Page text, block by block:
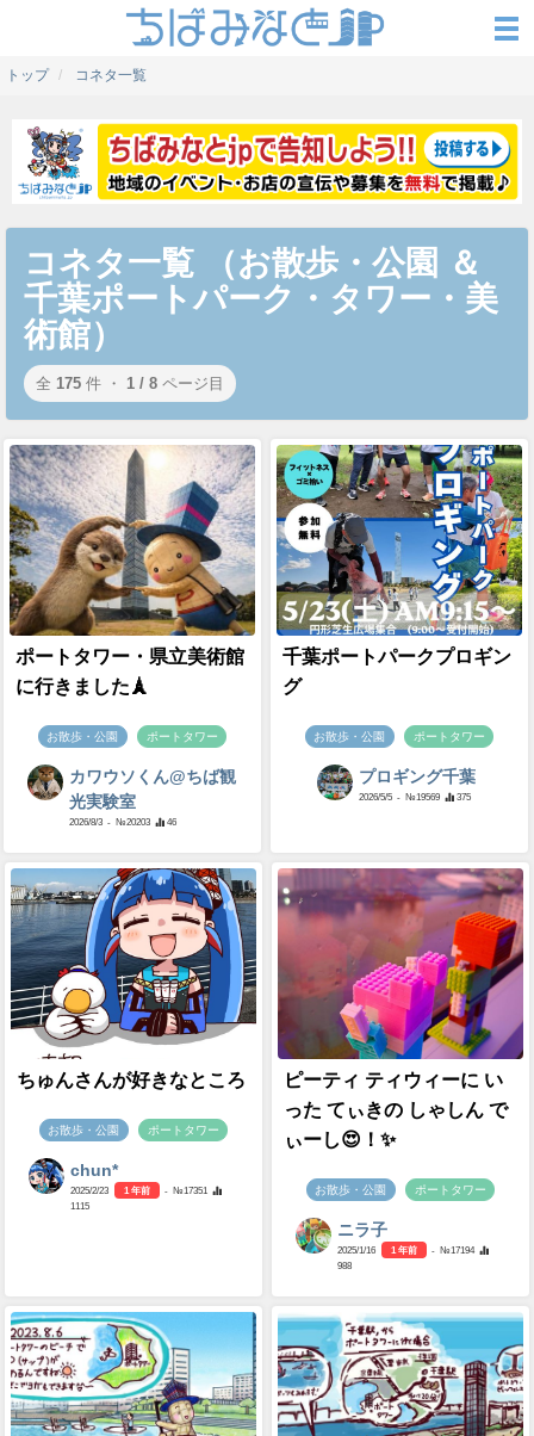
トップ コネタ一覧
コネタ一覧 （お散歩・公園 ＆
千葉ポートパーク・タワー・美
術館）
全 175 件 ・ 1 / 8 ページ目
ポートタワー・県立美術館
に行きました🗼
お散歩・公園 ポートタワー
カワウソくん@ちば観
光実験室
2026/8/3 - №20203 46
千葉ポートパークプロギン
グ
お散歩・公園 ポートタワー
プロギング千葉
2026/5/5 - №19569 375
ちゅんさんが好きなところ
お散歩・公園 ポートタワー
chun*
2025/2/23 1 年前
- №17351
1115
ピーティ ティウィーに い
った てぃきの しゃしん で
ぃーし😍！✨
お散歩・公園 ポートタワー
ニラ子
2025/1/16 1 年前
- №17194
988